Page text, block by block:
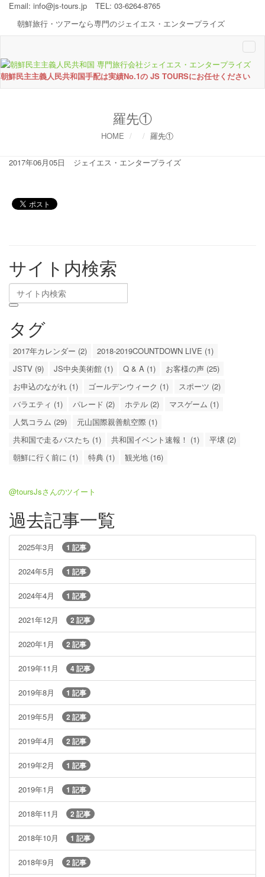
Email: info@js-tours.jp
TEL: 03-6264-8765
朝鮮旅行・ツアーなら専門のジェイエス・エンタープライズ
朝鮮民主主義人民共和国手配は実績No.1の JS TOURSにお任せください
羅先①
HOME 羅先①
2017年06月05日 ジェイエス・エンタープライズ
サイト内検索
タグ
2017年カレンダー (2)
2018-2019COUNTDOWN LIVE (1)
JSTV (9)
JS中央美術館 (1) Q & A (1)
お客様の声 (25)
お申込のながれ (1)
ゴールデンウィーク (1)
スポーツ (2)
バラエティ (1)
パレード (2) ホテル (2)
マスゲーム (1)
人気コラム (29)
元山国際親善航空際 (1)
共和国で走るバスたち (1)
共和国イベント速報！ (1)
平壌 (2)
朝鮮に行く前に (1)
特典 (1) 観光地 (16)
@toursJsさんのツイート
過去記事一覧
2025年3月 1 記事
2024年5月 1 記事
2024年4月 1 記事
2021年12月 2 記事
2020年1月 2 記事
2019年11月 4 記事
2019年8月 1 記事
2019年5月 2 記事
2019年4月 2 記事
2019年2月 1 記事
2019年1月 1 記事
2018年11月 2 記事
2018年10月 1 記事
2018年9月 2 記事